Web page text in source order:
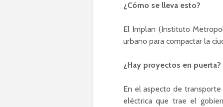
¿Cómo se lleva esto?
El Implan (Instituto
urbano para compactar la
¿Hay proyectos en puerta?
En el aspecto de
eléctrica que trae el